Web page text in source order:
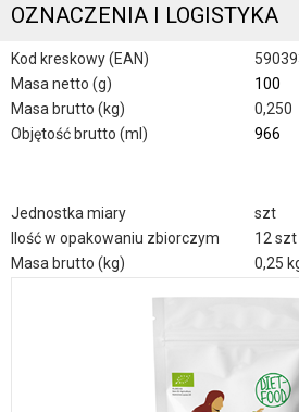
OZNACZENIA I LOGISTYKA
Kod kreskowy (EAN)
Masa netto (g)
100
Masa brutto (kg)
0,250
Objętość brutto (ml)
966
Jednostka miary
szt
Ilość w opakowaniu zbiorczym
12 szt
Masa brutto (kg)
0,25